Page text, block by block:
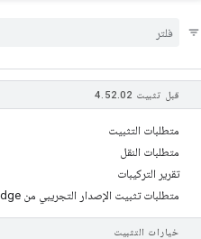
قبل تثبيت 4 . 52.02
متطلبات التثبيت
متطلبات النقل
تقرير التركيبات
متطلبات تثبيت الإصدار التجريبي من Edge
خيارات التثبيت